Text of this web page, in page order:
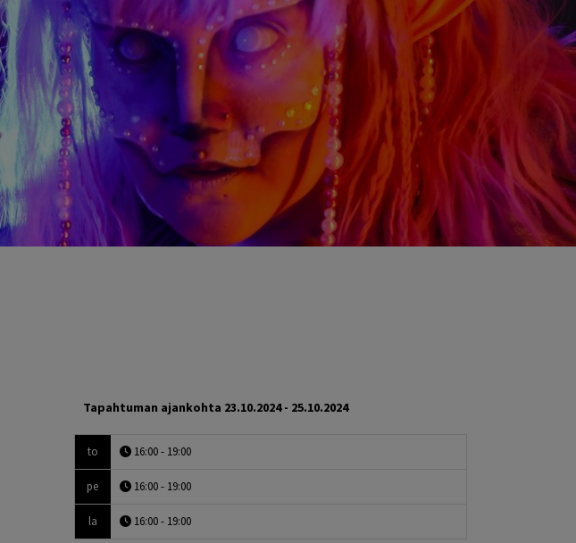
Tapahtuman ajankohta 23.10.2024 - 25.10.2024
to 16:00 - 19:00
pe 16:00 - 19:00
la 16:00 - 19:00